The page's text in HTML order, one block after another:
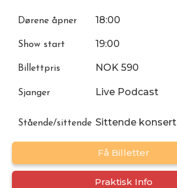
Dørene åpner 18:00
Show start 19:00
Billettpris NOK 590
Sjanger Live Podcast
Stående/sittende Sittende konsert
Få Billetter
Praktisk Info